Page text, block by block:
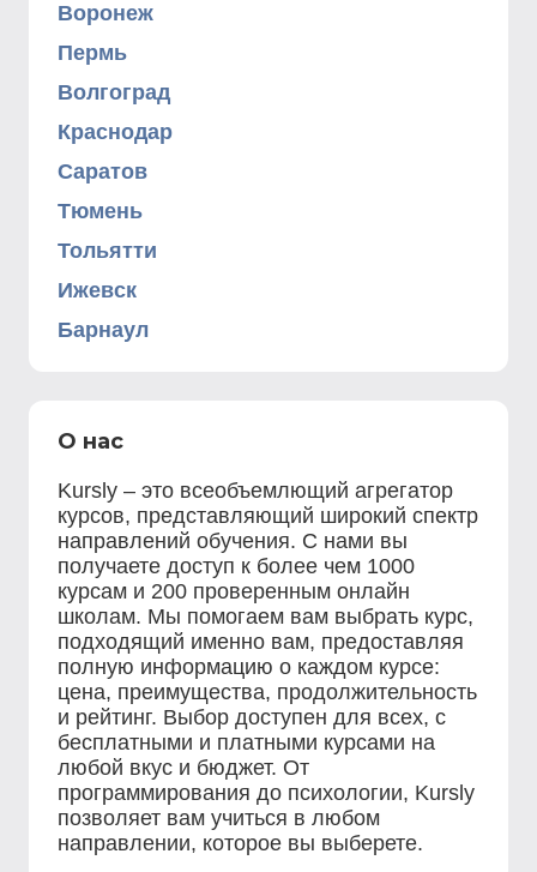
Воронеж
Пермь
Волгоград
Краснодар
Саратов
Тюмень
Тольятти
Ижевск
Барнаул
О нас
Kursly – это всеобъемлющий агрегатор
курсов, представляющий широкий спектр
направлений обучения. С нами вы
получаете доступ к более чем 1000
курсам и 200 проверенным онлайн
школам. Мы помогаем вам выбрать курс,
подходящий именно вам, предоставляя
полную информацию о каждом курсе:
цена, преимущества, продолжительность
и рейтинг. Выбор доступен для всех, с
бесплатными и платными курсами на
любой вкус и бюджет. От
программирования до психологии, Kursly
позволяет вам учиться в любом
направлении, которое вы выберете.